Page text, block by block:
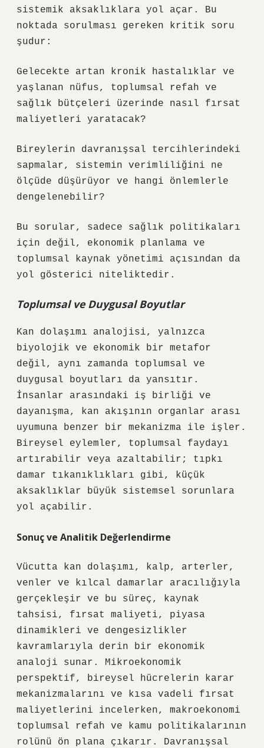
sistemik aksaklıklara yol açar. Bu
noktada sorulması gereken kritik soru
şudur:
Gelecekte artan kronik hastalıklar ve
yaşlanan nüfus, toplumsal refah ve
sağlık bütçeleri üzerinde nasıl fırsat
maliyetleri yaratacak?
Bireylerin davranışsal tercihlerindeki
sapmalar, sistemin verimliliğini ne
ölçüde düşürüyor ve hangi önlemlerle
dengelenebilir?
Bu sorular, sadece sağlık politikaları
için değil, ekonomik planlama ve
toplumsal kaynak yönetimi açısından da
yol gösterici niteliktedir.
Toplumsal ve Duygusal Boyutlar
Kan dolaşımı analojisi, yalnızca
biyolojik ve ekonomik bir metafor
değil, aynı zamanda toplumsal ve
duygusal boyutları da yansıtır.
İnsanlar arasındaki iş birliği ve
dayanışma, kan akışının organlar arası
uyumuna benzer bir mekanizma ile işler.
Bireysel eylemler, toplumsal faydayı
artırabilir veya azaltabilir; tıpkı
damar tıkanıklıkları gibi, küçük
aksaklıklar büyük sistemsel sorunlara
yol açabilir.
Sonuç ve Analitik Değerlendirme
Vücutta kan dolaşımı, kalp, arterler,
venler ve kılcal damarlar aracılığıyla
gerçekleşir ve bu süreç, kaynak
tahsisi, fırsat maliyeti, piyasa
dinamikleri ve dengesizlikler
kavramlarıyla derin bir ekonomik
analoji sunar. Mikroekonomik
perspektif, bireysel hücrelerin karar
mekanizmalarını ve kısa vadeli fırsat
maliyetlerini incelerken, makroekonomi
toplumsal refah ve kamu politikalarının
rolünü ön plana çıkarır. Davranışsal